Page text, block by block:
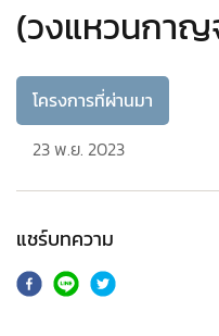
(วงแหวนกาญ
โครงการที่ผ่านมา
23 พ.ย. 2023
แชร์บทความ